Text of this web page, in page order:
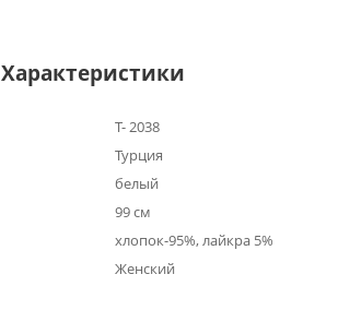
Характеристики
Т- 2038
Турция
белый
99 см
хлопок-95%, лайкра 5%
Женский